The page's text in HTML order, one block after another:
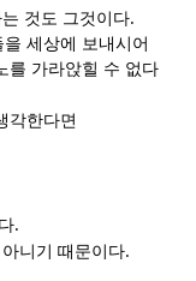
것도 그것이다.
세상에 보내시어
를 가라앉힐 수 없다
각한다면
.
니기 때문이다.